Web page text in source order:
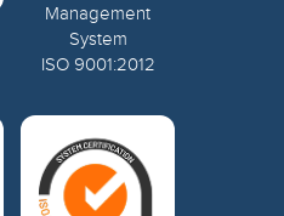
Management
System
ISO 9001:2012